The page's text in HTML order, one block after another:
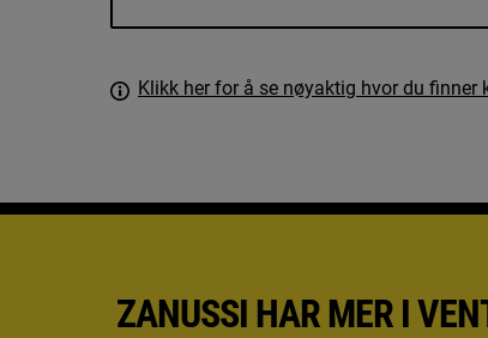
Klikk her for å se nøyaktig hvor du
ZANUSSI HAR MER I